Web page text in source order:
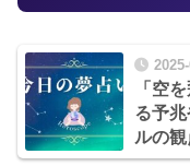
「空
る予
ルの